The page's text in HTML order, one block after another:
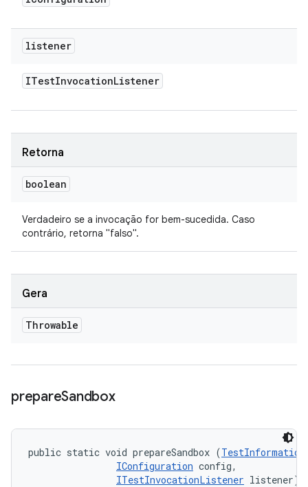
listener
ITestInvocationListener
Retorna
boolean
Verdadeiro se a invocação for bem-sucedida. Caso
contrário, retorna "falso".
Gera
Throwable
prepareSandbox
public static void prepareSandbox (TestInformation
IConfiguration config,
ITestInvocationListener listener)